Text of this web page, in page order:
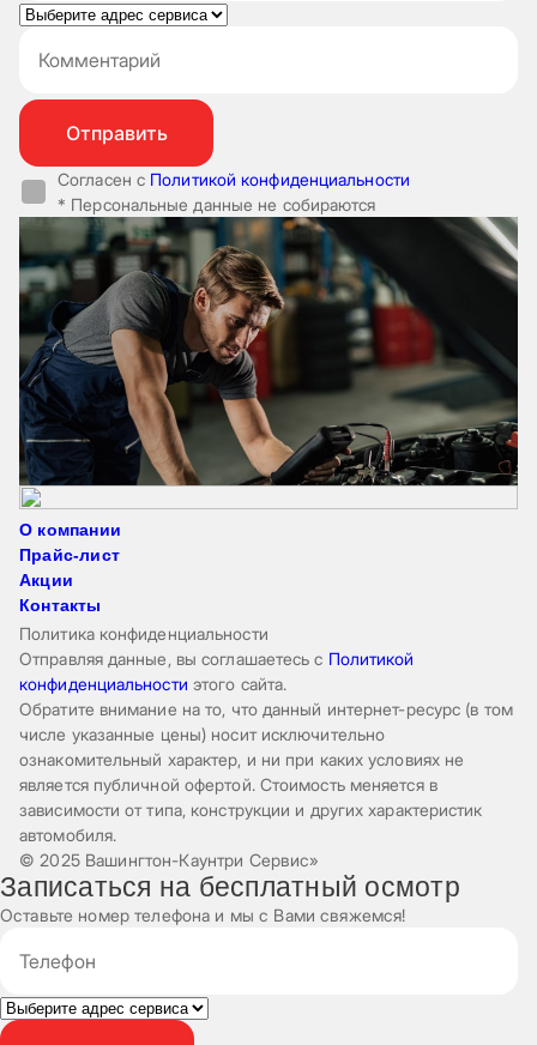
Согласен с Политикой конфиденциальности
* Персональные данные не собираются
О компании
Прайс-лист
Акции
Контакты
Политика конфиденциальности
Отправляя данные, вы соглашаетесь с Политикой
конфиденциальности этого сайта.
Обратите внимание на то, что данный интернет-ресурс (в том
числе указанные цены) носит исключительно
ознакомительный характер, и ни при каких условиях не
является публичной офертой. Стоимость меняется в
зависимости от типа, конструкции и других характеристик
автомобиля.
© 2025 Вашингтон-Каунтри Сервис»
Записаться на бесплатный осмотр
Оставьте номер телефона и мы с Вами свяжемся!